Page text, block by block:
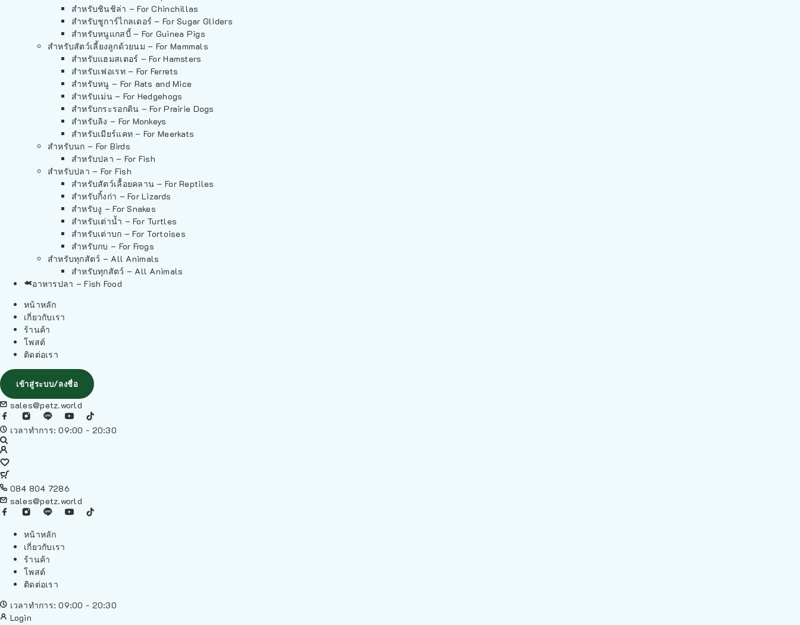
สำหรับชินชิล่า – For Chinchillas
สำหรับชูการ์ไกลเดอร์ – For Sugar Gliders
สำหรับหนูแกสบี้ – For Guinea Pigs
สำหรับสัตว์เลี้ยงลูกด้วยนม – For Mammals
สำหรับแฮมสเตอร์ – For Hamsters
สำหรับเฟอเรท – For Ferrets
สำหรับหนู – For Rats and Mice
สำหรับเม่น – For Hedgehogs
สำหรับกระรอกดิน – For Prairie Dogs
สำหรับลิง – For Monkeys
สำหรับเมียร์แคท – For Meerkats
สำหรับนก – For Birds
สำหรับปลา – For Fish
สำหรับปลา – For Fish
สำหรับสัตว์เลื้อยคลาน – For Reptiles
สำหรับกิ้งก่า – For Lizards
สำหรับงู – For Snakes
สำหรับเต่าน้ำ – For Turtles
สำหรับเต่าบก – For Tortoises
สำหรับกบ – For Frogs
สำหรับทุกสัตว์ – All Animals
สำหรับทุกสัตว์ – All Animals
อาหารปลา – Fish Food
หน้าหลัก
เกี่ยวกับเรา
ร้านค้า
โพสต์
ติดต่อเรา
เข้าสู่ระบบ/ลงชื่อ
sales@petz.world
เวลาทำการ: 09:00 - 20:30
084 804 7286
sales@petz.world
หน้าหลัก
เกี่ยวกับเรา
ร้านค้า
โพสต์
ติดต่อเรา
เวลาทำการ: 09:00 - 20:30
Login